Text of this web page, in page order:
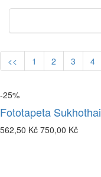
<< 1 2 3 4
-25%
Fototapeta Sukhothai
562,50 Kč 750,00 Kč